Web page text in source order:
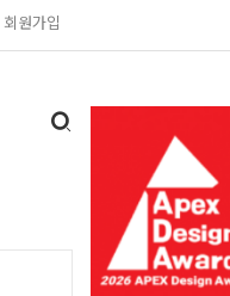
회원가입